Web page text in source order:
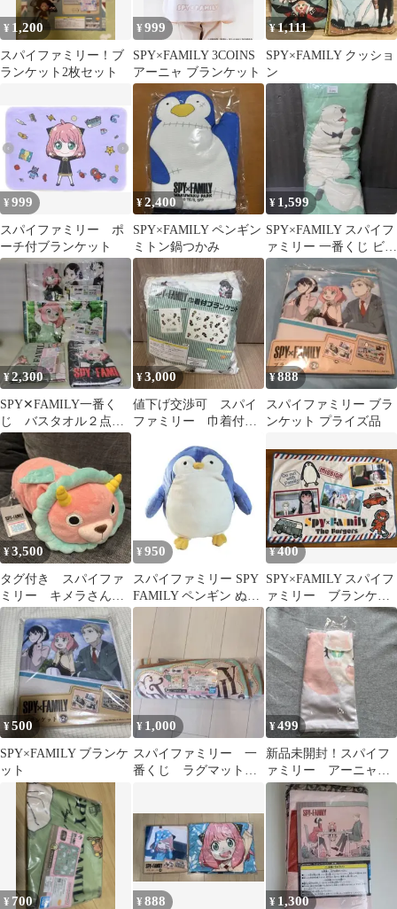
¥ 1,200
スパイファミリー！ブ
ランケット2枚セット
¥999
SPY×FAMILY 3COINS
アーニャ ブランケット
¥1,111
SPY×FAMILY クッショ
ン
¥999
スパイファミリー ポ
ーチ付ブランケット
¥2,400
SPY×FAMILY ペンギン
ミトン鍋つかみ
¥ 1,599
SPY×FAMILY スパイフ
ァミリー 一番くじ ビッ
グクッション【ボン
ド】
¥2,300
SPY✕FAMILY一番く
じ バスタオル２点
フェイスタオル１点ブ
ランケット１点
¥3,000
値下げ交渉可 スパイ
ファミリー 巾着付ブ
¥888
スパイファミリー ブラ
ンケット プライズ品
¥3,500
タグ付き スパイファ
ミリー キメラさん
ブランケット ぬいぐ
るみ
¥ 950
スパイファミリー SPY
FAMILY ペンギン ぬい
ぐるみリュック ぬいぐ
るみ
¥400
SPY×FAMILY スパイフ
ァミリー ブランケッ
ト タオル 膝掛け
¥500
SPY×FAMILY ブランケ
ット
¥ 1,000
スパイファミリー 一
番くじ ラグマット
¥499
新品未開封！スパイフ
ァミリー アーニャ
3COINS クッションカ
バー
¥ 700 ¥888 ¥ 1,300